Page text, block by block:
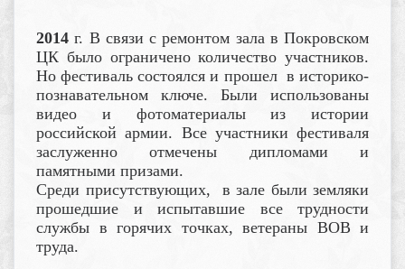
2014г. В связи с ремонтом зала в Покровском
ЦК было ограничено количество участников.
Но фестиваль состоялся и прошел в историко-
познавательном ключе. Были использованы
видео и фотоматериалы из истории
российской армии. Все участники фестиваля
заслуженно отмечены дипломами и
памятными призами.
Среди присутствующих, в зале были земляки
прошедшие и испытавшие все трудности
службы в горячих точках, ветераны ВОВ и
труда.